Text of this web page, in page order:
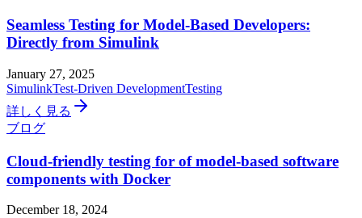
Seamless Testing for Model-Based Developers:
Directly from Simulink
January 27, 2025
SimulinkTest-Driven DevelopmentTesting
詳しく見る
ブログ
Cloud-friendly testing for of model-based software
components with Docker
December 18, 2024